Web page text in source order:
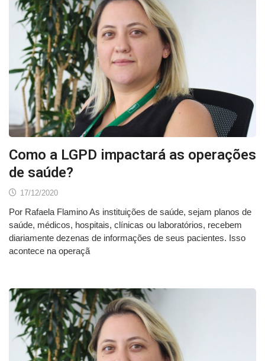
Como a LGPD impactará as operações
de saúde?
17/12/2020
Por Rafaela Flamino As instituições de saúde, sejam planos de
saúde, médicos, hospitais, clínicas ou laboratórios, recebem
diariamente dezenas de informações de seus pacientes. Isso
acontece na operaçã